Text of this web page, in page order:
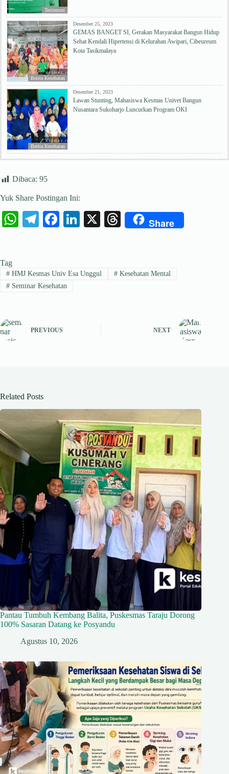
Testimoni
Berita Kesehatan
Desember 25, 2023
GEMAS BANGET SI, Gerakan Masyarakat Bangun Hidup
Sehat Kendali Hipertensi di Kelurahan Awipari, Cibeureum
Kota Tasikmalaya
Berita Kesehatan
Desember 21, 2023
Lawan Stunting, Mahasiswa Kesmas Univet Bangun
Nusantara Sukoharjo Luncurkan Program OKI
Dibaca: 95
Yuk Share Postingan Ini:
W
A
pp
Te
a
m
Fa
ok
Li
In
X
T
ds
Share
Tag
#HMJ Kesmas Univ Esa Unggul #Kesehatan Mental
#Seminar Kesehatan
PREVIOUS NEXT
Related Posts
Pantau Tumbuh Kembang Balita, Puskesmas Taraju Dorong
100% Sasaran Datang ke Posyandu
Agustus 10, 2026